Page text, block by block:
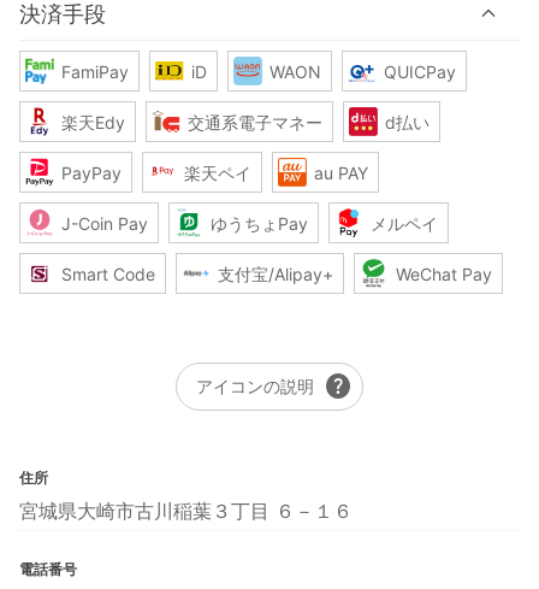
決済手段
FamiPay iD WAON QUICPay
楽天Edy 交通系電子マネー d払い
PayPay 楽天ペイ au PAY
J-Coin Pay ゆうちょPay メルペイ
Smart Code 支付宝/Alipay+ WeChat Pay
アイコンの説明 help
住所
宮城県大崎市古川稲葉３丁目 ６－１６
電話番号